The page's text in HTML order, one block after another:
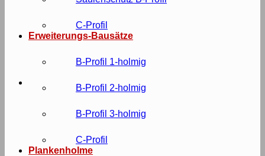
C-Profil
Erweiterungs-Bausätze
B-Profil 1-holmig
B-Profil 2-holmig
B-Profil 3-holmig
C-Profil
Plankenholme